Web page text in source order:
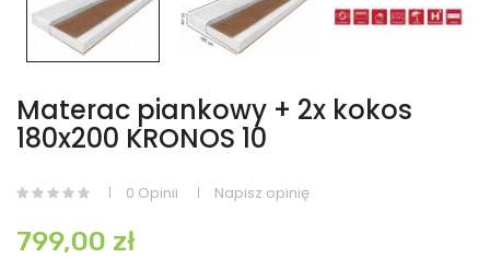
Materac piankowy + 2x kokos
180x200 KRONOS 10
0 Opinii Napisz opinię
799,00 zł